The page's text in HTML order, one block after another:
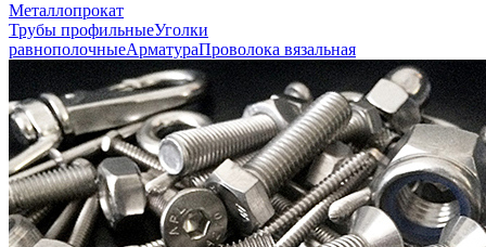
Металлопрокат
Трубы профильныеУголки
равнополочныеАрматураПроволока вязальная